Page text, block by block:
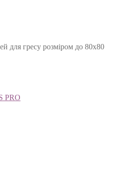
для гресу розміром до 80х80
PRO